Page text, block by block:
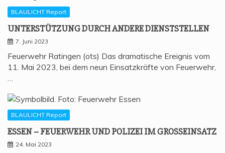
BLAULICHT Report
UNTER­STÜT­ZUNG DURCH ANDE­RE DIENSTSTELLEN
7. Juni 2023
Feuerwehr Ratingen (ots) Das dramatische Ereignis vom
11. Mai 2023, bei dem neun Einsatzkräfte von Feuerwehr,
…
BLAULICHT Report
ESSEN – FEU­ER­WEHR UND POLI­ZEI IM GROSSEINSATZ
24. Mai 2023